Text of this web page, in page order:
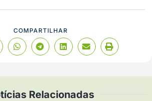
COMPARTILHAR
Relacionadas